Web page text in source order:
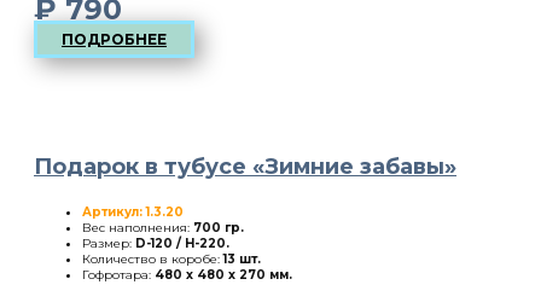
₽790
ПОДРОБНЕЕ
Подарок в тубусе «Зимние забавы»
Артикул: 1.3.20
Вес наполнения: 700 гр.
Размер: D-120 / H-220.
Количество в коробе:13 шт.
Гофротара: 480 х 480 х 270 мм.